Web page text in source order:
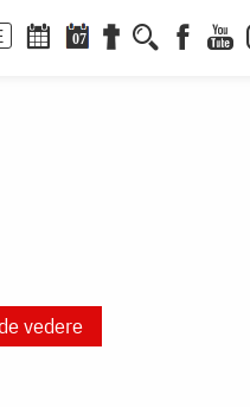
07
vedere